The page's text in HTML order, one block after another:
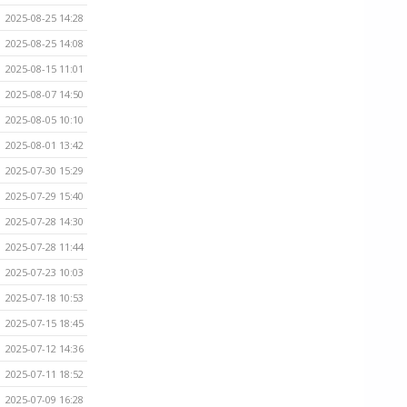
2025-08-25 14:28
2025-08-25 14:08
2025-08-15 11:01
2025-08-07 14:50
2025-08-05 10:10
2025-08-01 13:42
2025-07-30 15:29
2025-07-29 15:40
2025-07-28 14:30
2025-07-28 11:44
2025-07-23 10:03
2025-07-18 10:53
2025-07-15 18:45
2025-07-12 14:36
2025-07-11 18:52
2025-07-09 16:28